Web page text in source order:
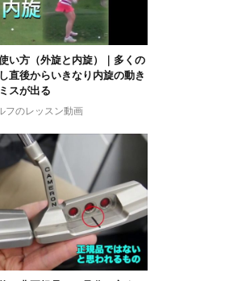
い方（外旋と内旋）｜多くの
直後からいきなり内旋の動き
スが出る
フのレッスン動画